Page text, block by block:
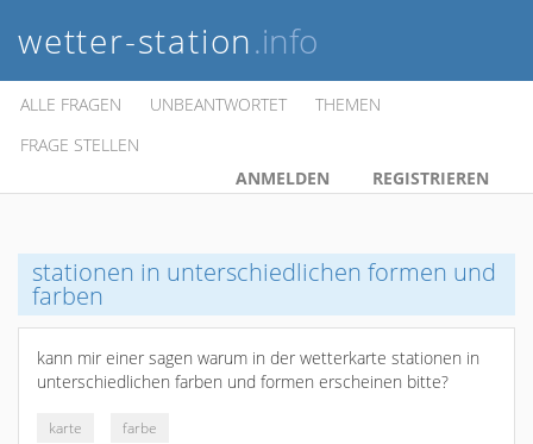
wetter-station.info
ALLE FRAGEN UNBEANTWORTET
THEMEN
FRAGE STELLEN
ANMELDEN
REGISTRIEREN
stationen in unterschiedlichen formen und
farben
kann mir einer sagen warum in der wetterkarte stationen in
unterschiedlichen farben und formen erscheinen bitte?
karte farbe